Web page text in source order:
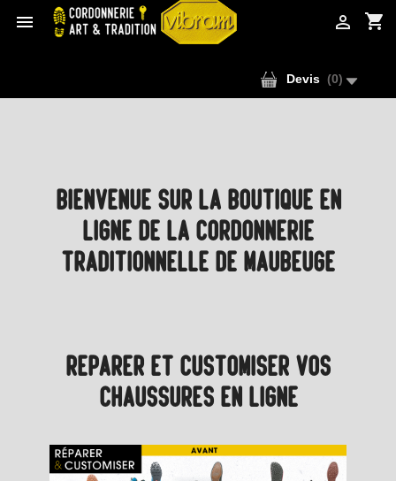
 shopping_cart

Devis (0)
BIENVENUE SUR LA BOUTIQUE EN
LIGNE DE LA CORDONNERIE
TRADITIONNELLE DE MAUBEUGE
RÉPARER ET CUSTOMISER VOS
CHAUSSURES EN LIGNE